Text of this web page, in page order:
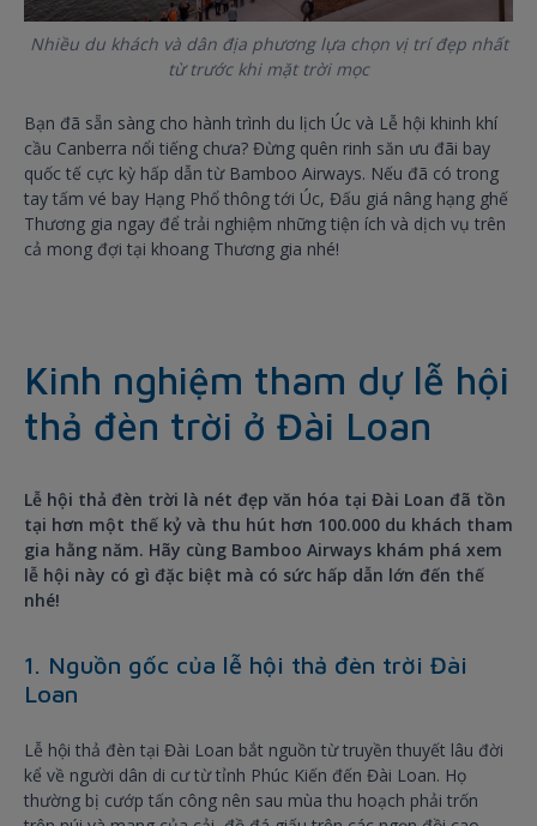
Nhiều du khách và dân địa phương lựa chọn vị trí đẹp nhất
từ trước khi mặt trời mọc
Bạn đã sẵn sàng cho hành trình du lịch Úc và Lễ hội khinh khí
cầu Canberra nổi tiếng chưa? Đừng quên rinh săn ưu đãi bay
quốc tế cực kỳ hấp dẫn từ Bamboo Airways. Nếu đã có trong
tay tấm vé bay Hạng Phổ thông tới Úc, Đấu giá nâng hạng ghế
Thương gia ngay để trải nghiệm những tiện ích và dịch vụ trên
cả mong đợi tại khoang Thương gia nhé!
Kinh nghiệm tham dự lễ hội
thả đèn trời ở Đài Loan
Lễ hội thả đèn trời là nét đẹp văn hóa tại Đài Loan đã tồn
tại hơn một thế kỷ và thu hút hơn 100.000 du khách tham
gia hằng năm. Hãy cùng Bamboo Airways khám phá xem
lễ hội này có gì đặc biệt mà có sức hấp dẫn lớn đến thế
nhé!
1. Nguồn gốc của lễ hội thả đèn trời Đài
Loan
Lễ hội thả đèn tại Đài Loan bắt nguồn từ truyền thuyết lâu đời
kể về người dân di cư từ tỉnh Phúc Kiến đến Đài Loan. Họ
thường bị cướp tấn công nên sau mùa thu hoạch phải trốn